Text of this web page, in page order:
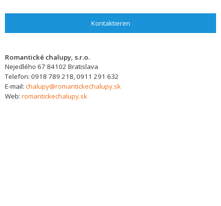
Kontaktieren
Romantické chalupy, s.r.o.
Nejedlého 67 84102 Bratislava
Telefon: 0918 789 218, 0911 291 632
E-mail: chalupy@romantickechalupy.sk
Web: romantickechalupy.sk